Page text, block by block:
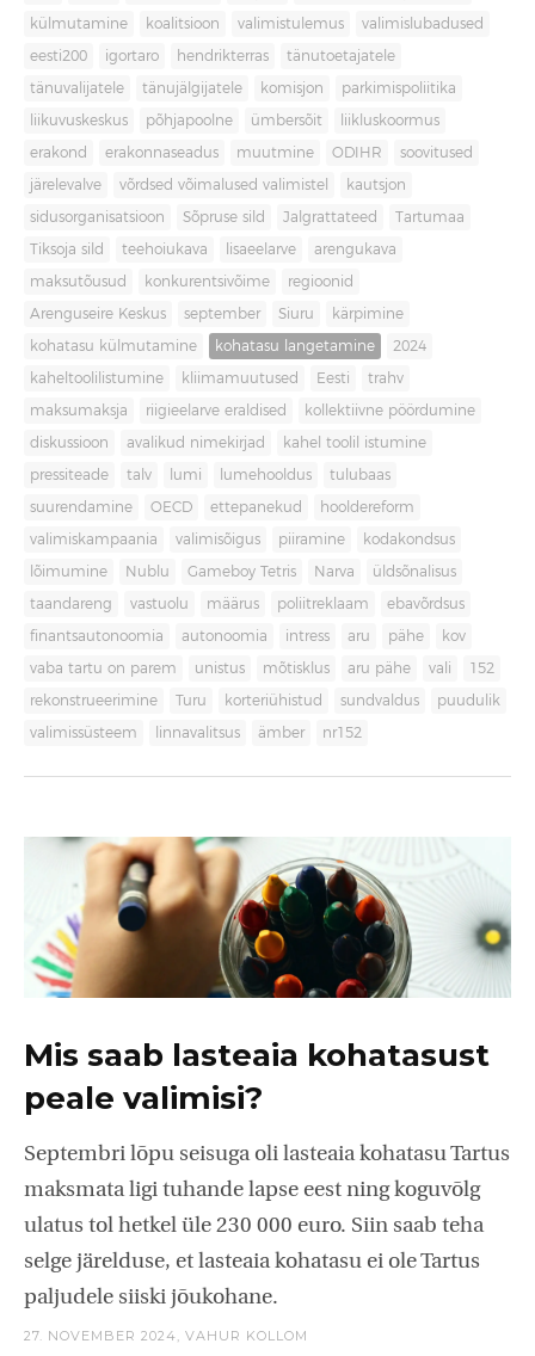
külmutamine koalitsioon valimistulemus valimislubadused
eesti200 igortaro hendrikterras tänutoetajatele
tänuvalijatele tänujälgijatele komisjon parkimispoliitika
liikuvuskeskus põhjapoolne ümbersõit liikluskoormus
erakond erakonnaseadus muutmine ODIHR soovitused
järelevalve võrdsed võimalused valimistel kautsjon
sidusorganisatsioon Sõpruse sild Jalgrattateed Tartumaa
Tiksoja sild teehoiukava lisaeelarve arengukava
maksutõusud konkurentsivõime regioonid
Arenguseire Keskus september Siuru kärpimine
kohatasu külmutamine kohatasu langetamine 2024
kaheltoolilistumine kliimamuutused Eesti trahv
maksumaksja riigieelarve eraldised kollektiivne pöördumine
diskussioon avalikud nimekirjad kahel toolil istumine
pressiteade talv lumi lumehooldus tulubaas
suurendamine OECD ettepanekud hooldereform
valimiskampaania valimisõigus piiramine kodakondsus
lõimumine Nublu Gameboy Tetris Narva üldsõnalisus
taandareng vastuolu määrus poliitreklaam ebavõrdsus
finantsautonoomia autonoomia intress aru pähe kov
vaba tartu on parem unistus mõtisklus aru pähe vali 152
rekonstrueerimine Turu korteriühistud sundvaldus puudulik
valimissüsteem linnavalitsus ämber nr152
Mis saab lasteaia kohatasust
peale valimisi?
Septembri lõpu seisuga oli lasteaia kohatasu Tartus
maksmata ligi tuhande lapse eest ning koguvõlg
ulatus tol hetkel üle 230 000 euro. Siin saab teha
selge järelduse, et lasteaia kohatasu ei ole Tartus
paljudele siiski jõukohane.
27. NOVEMBER 2024, VAHUR KOLLOM